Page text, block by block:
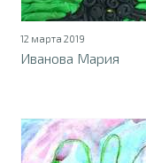
12 марта 2019
Иванова Мария